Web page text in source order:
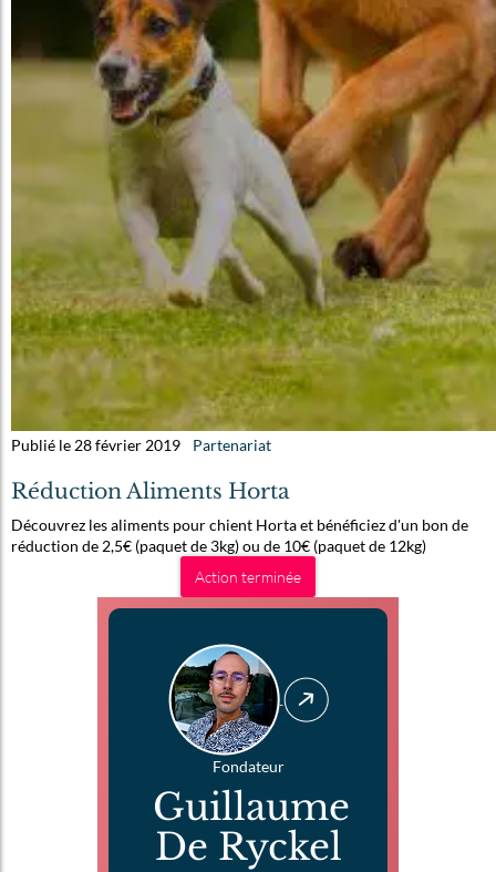
Publié le 28 février 2019 Partenariat
Réduction Aliments Horta
Découvrez les aliments pour chient Horta et bénéficiez d'un bon de
réduction de 2,5€ (paquet de 3kg) ou de 10€ (paquet de 12kg)
Action terminée
Fondateur
Guillaume
De Ryckel